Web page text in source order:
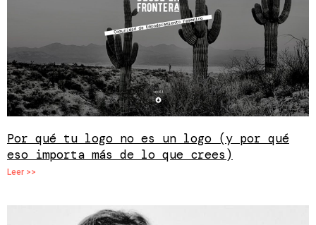
Por qué tu logo no es un logo (y por qué
eso importa más de lo que crees)
Leer >>